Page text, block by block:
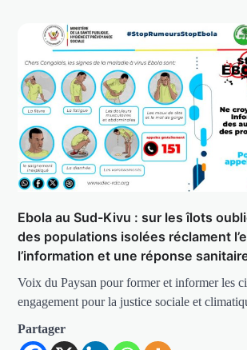
Ebola au Sud-Kivu : sur les îlots
des populations isolées réclament
l’information et une réponse
Voix du Paysan pour former et informer les
engagement pour la justice sociale et
Partager